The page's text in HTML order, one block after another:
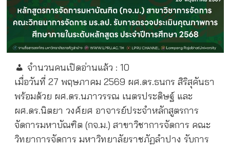
จำนวนคนเปิดอ่านแล้ว : 10
เมื่อวันที่ 27 พฤษภาคม 2569 ผศ.ดร.ธนกร สิริสุคันธา
พร้อมด้วย ผศ.ดร.นภาวรรณ เนตรประดิษฐ์ และ
ผศ.ดร.นิตยา วงศ์ยศ อาจารย์ประจำหลักสูตรการ
จัดการมหาบัณฑิต (กจ.ม.) สาขาวิชาการจัดการ คณะ
วิทยาการจัดการ มหาวิทยาลัยราชภัฏลำปาง รับการ